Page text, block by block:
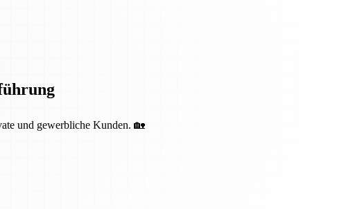
und gewerbliche Kunden. 🏡